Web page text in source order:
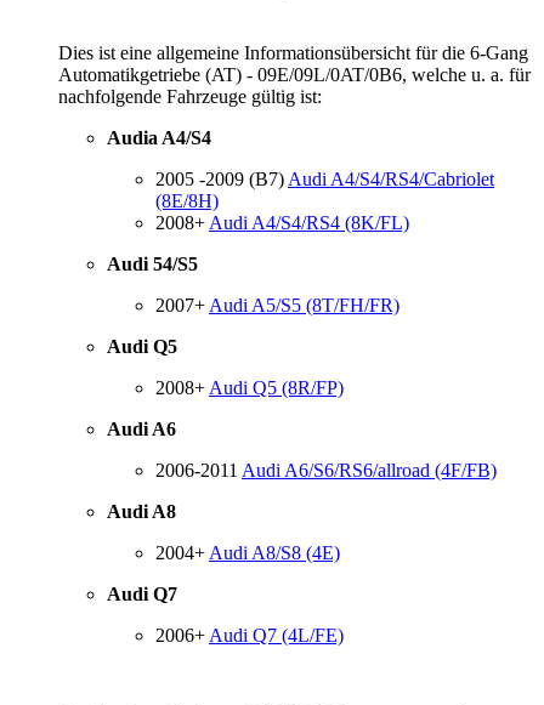
Dies ist eine allgemeine Informationsübersicht für die 6-Gang
Automatikgetriebe (AT) - 09E/09L/0AT/0B6, welche u. a. für
nachfolgende Fahrzeuge gültig ist:
Audia A4/S4
2005 -2009 (B7) Audi A4/S4/RS4/Cabriolet
(8E/8H)
2008+ Audi A4/S4/RS4 (8K/FL)
Audi 54/S5
2007+ Audi A5/S5 (8T/FH/FR)
Audi Q5
2008+ Audi Q5 (8R/FP)
Audi A6
2006-2011 Audi A6/S6/RS6/allroad (4F/FB)
Audi A8
2004+ Audi A8/S8 (4E)
Audi Q7
2006+ Audi Q7 (4L/FE)